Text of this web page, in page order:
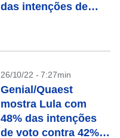
das intenções de
26/10/22 - 7:27min
Genial/Quaest
mostra Lula com
48% das intenções
de voto contra 42%